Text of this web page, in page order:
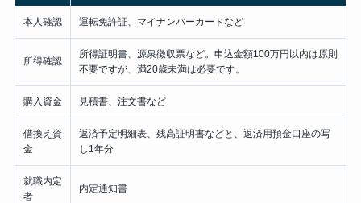
本人確認 運転免許証、マイナンバーカードなど
所得確認
所得証明書、源泉徴収票など。申込金額100万円以内は原則
不要ですが、満20歳未満は必要です。
購入資金 見積書、注文書など
借換え資
金
返済予定明細表、残高証明書などと、返済用預金口座の写
し1年分
就職内定
者
内定通知書